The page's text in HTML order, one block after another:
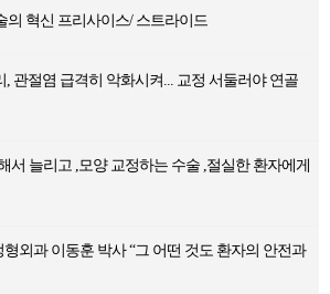
의 혁신 프리사이스/ 스트라이드
, 관절염 급격히 악화시켜... 교정 서둘러야 연골
서 늘리고 ,모양 교정하는 수술 ,절실한 환자에게
외과 이동훈 박사 “그 어떤 것도 환자의 안전과